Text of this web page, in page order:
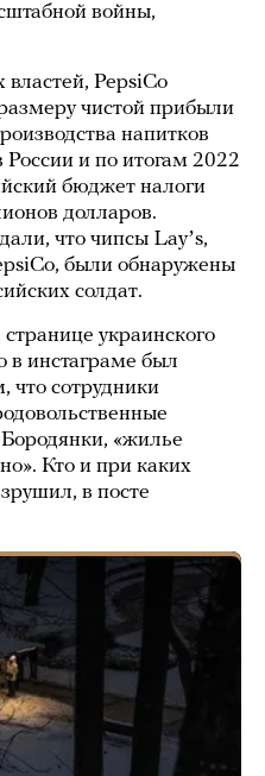
войны,
PepsiCo
чистой прибыли
напитков
и по итогам 2022
бюджет налоги
долларов.
что чипсы Layʼs,
были обнаружены
солдат.
украинского
в инстаграме был
что сотрудники
«жилье
Кто и при каких
в посте